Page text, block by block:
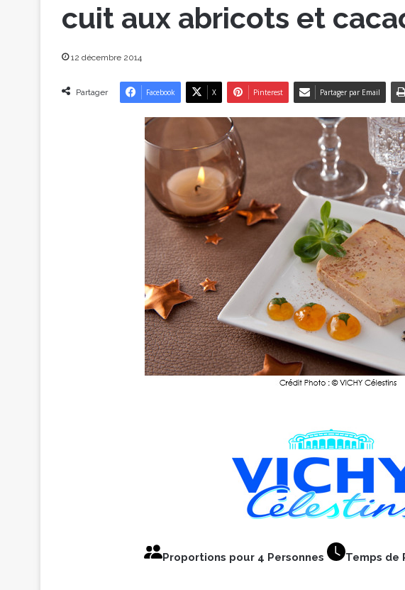
cuit aux abricots et
12 décembre 2014
Partager Facebook X Pinterest Partager par Email
Proportions pour 4 Personnes Temps de